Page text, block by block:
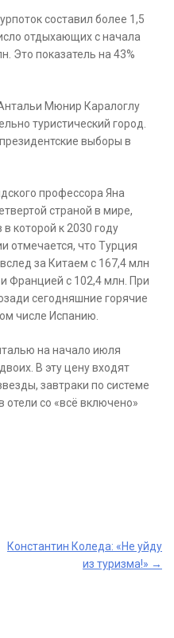
составил более 1,5
отдыхающих с начала
Это показатель на 43%
Мюнир Каралоглу
туристический город.
выборы в
профессора Яна
страной в мире,
которой к 2030 году
отмечается, что Турция
за Китаем с 167,4 млн
Францией с 102,4 млн. При
сегодняшние горячие
числе Испанию.
на начало июля
В эту цену входят
завтраки по системе
отели со «всё включено»
Константин Коледа: «Не уйду
из туризма!» →